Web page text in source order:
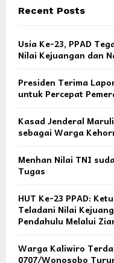
Recent Posts
Usia Ke-23, PPAD
Nilai Kejuangan dan
Presiden Terima
untuk Percepat
Kasad Jenderal
sebagai Warga
Menhan Nilai TNI
Tugas
HUT Ke-23 PPAD:
Teladani Nilai
Pendahulu Melalui
Warga Kaliwiro
0707/Wonosobo